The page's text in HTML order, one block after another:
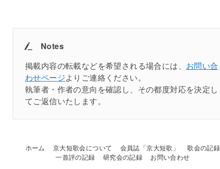
Notes
掲載内容の転載などを希望される場合には、 お問い合
わせページよりご連絡ください。
執筆者・作者の意向を確認し、その都度対応を決定し
てご返信いたします。
ホーム 京大短歌会について 会員誌「京大短歌」
歌会の記録
一首評の記録
研究会の記録
お問い合わせ